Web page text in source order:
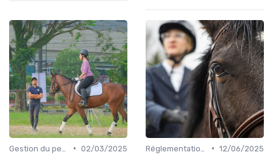
• 02/03/2025
• 12/06/2025